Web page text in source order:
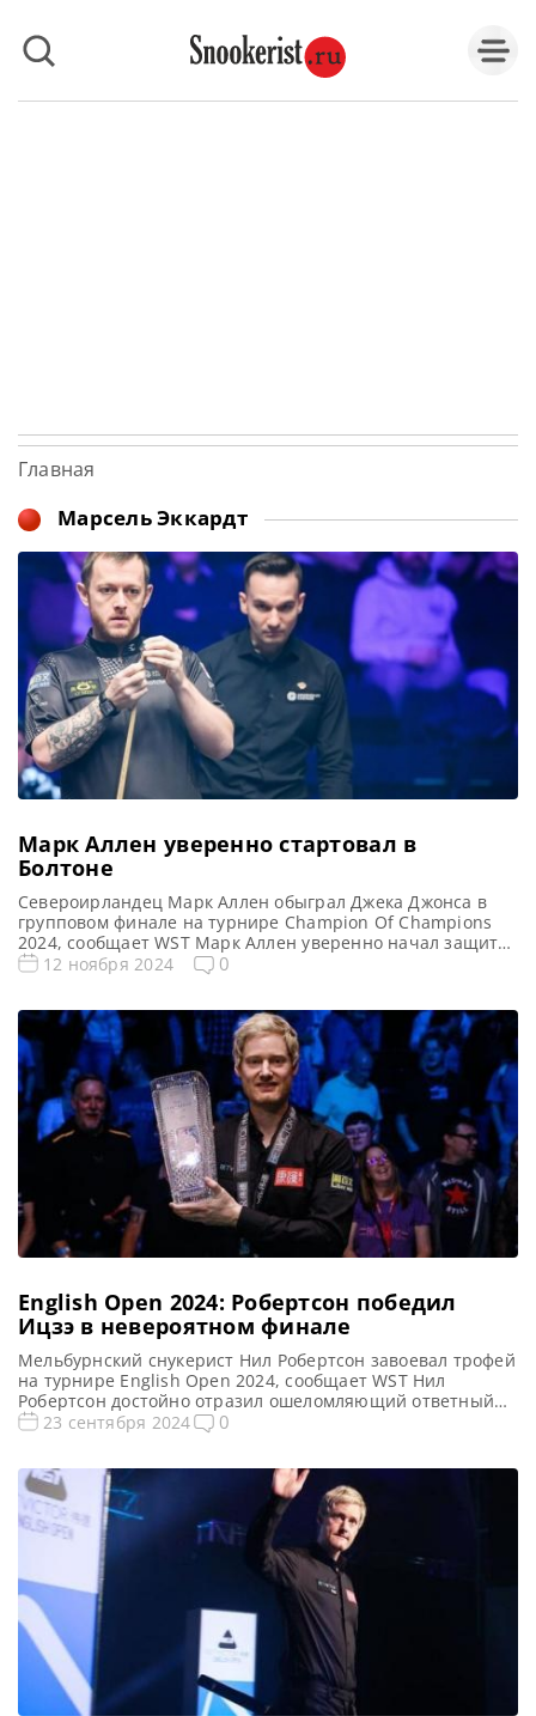
Главная
Марсель Эккардт
Марк Аллен уверенно стартовал в
Болтоне
Североирландец Марк Аллен обыграл Джека Джонса в
групповом финале на турнире Champion Of Champions
2024, сообщает WST Марк Аллен уверенно начал защиту
своего титула Чемпиона Champion of Champions. Он
Болтоне. Третий игрок мирового рейтинга Аллен […]
12 ноября 2024 0
English Open 2024: Робертсон победил
Ицзэ в невероятном финале
Мельбурнский снукерист Нил Робертсон завоевал трофей
на турнире English Open 2024, сообщает WST Нил
Робертсон достойно отразил ошеломляющий ответный
удар китайца Ву Ицзэ. И одержал победу в финале English
два года. Чемпион мира 2010 года Робертсон, казалось,
вырывается к […]
23 сентября 2024 0